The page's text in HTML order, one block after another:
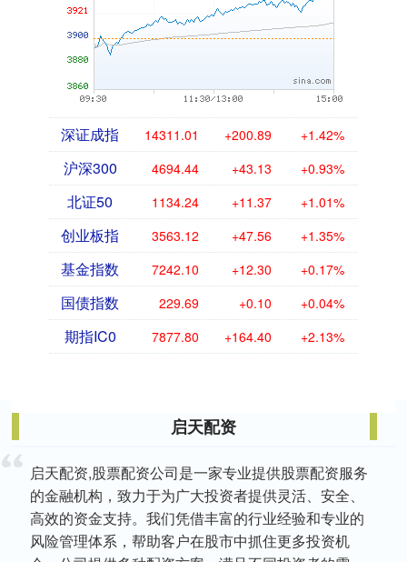
深证成指 14311.01 +200.89 +1.42%
沪深300 4694.44 +43.13 +0.93%
北证50 1134.24 +11.37 +1.01%
创业板指 3563.12 +47.56 +1.35%
基金指数 7242.10 +12.30 +0.17%
国债指数 229.69 +0.10 +0.04%
期指IC0 7877.80 +164.40 +2.13%
启天配资
启天配资,股票配资公司是一家专业提供股票配资服务
的金融机构，致力于为广大投资者提供灵活、安全、
高效的资金支持。我们凭借丰富的行业经验和专业的
风险管理体系，帮助客户在股市中抓住更多投资机